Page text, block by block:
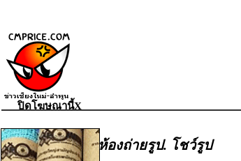
ห้องถ่ายรูป. โชว์รูป
ปิดโฆษณานี้X